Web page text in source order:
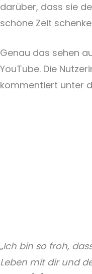
darüber, dass sie
schöne Zeit
Genau das sehen
YouTube. Die
kommentiert unter
„Ich bin so froh,
Leben mit dir und